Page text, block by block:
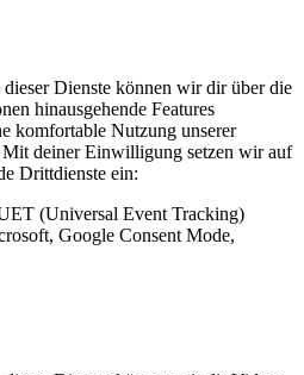
Dienste können wir dir über die
hinausgehende Features
komfortable Nutzung unserer
Mit deiner Einwilligung setzen wir auf
Drittdienste ein:
(Universal Event Tracking)
Google Consent Mode,